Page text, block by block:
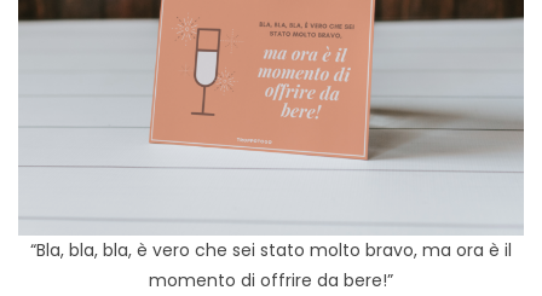
“Bla, bla, bla, è vero che sei stato molto bravo, ma ora è il
momento di offrire da bere!”